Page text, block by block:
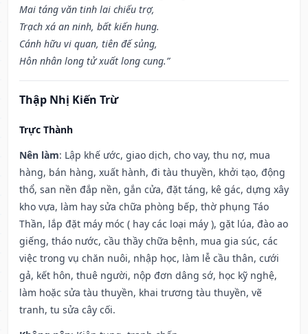
Mai táng văn tinh lai chiếu trợ,
Trạch xá an ninh, bất kiến hung.
Cánh hữu vi quan, tiên đế sủng,
Hôn nhân long tử xuất long cung.”
Thập Nhị Kiến Trừ
Trực Thành
Nên làm: Lập khế ước, giao dịch, cho vay, thu nợ, mua
hàng, bán hàng, xuất hành, đi tàu thuyền, khởi tạo, động
thổ, san nền đắp nền, gắn cửa, đặt táng, kê gác, dựng xây
kho vựa, làm hay sửa chữa phòng bếp, thờ phụng Táo
Thần, lắp đặt máy móc ( hay các loại máy ), gặt lúa, đào ao
giếng, tháo nước, cầu thầy chữa bệnh, mua gia súc, các
việc trong vụ chăn nuôi, nhập học, làm lễ cầu thân, cưới
gả, kết hôn, thuê người, nộp đơn dâng sớ, học kỹ nghệ,
làm hoặc sửa tàu thuyền, khai trương tàu thuyền, vẽ
tranh, tu sửa cây cối.